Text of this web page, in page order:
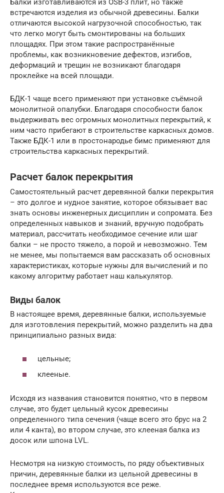
Балки изготавливаются из OSB-3 плит, но также
встречаются изделия из обычной древесины. Балки
отличаются высокой нагрузочной способностью, так
что легко могут быть смонтированы на больших
площадях. При этом такие распространённые
проблемы, как возникновение дефектов, изгибов,
деформаций и трещин не возникают благодаря
проклейке на всей площади.
БДК-1 чаще всего применяют при установке съёмной
монолитной опалубки. Благодаря способности балок
выдерживать вес огромных монолитных перекрытий, к
ним часто прибегают в строительстве каркасных домов.
Также БДК-1 или в простонародье бимс применяют для
строительства каркасных перекрытий.
Расчет балок перекрытия
Самостоятельный расчет деревянной балки перекрытия
– это долгое и нудное занятие, которое обязывает вас
знать основы инженерных дисциплин и сопромата. Без
определенных навыков и знаний, вручную подобрать
материал, рассчитать необходимое сечение или шаг
балки – не просто тяжело, а порой и невозможно. Тем
не менее, мы попытаемся вам рассказать об основных
характеристиках, которые нужны для вычислений и по
какому алгоритму работает наш калькулятор.
Виды балок
В настоящее время, деревянные балки, используемые
для изготовления перекрытий, можно разделить на два
принципиально разных вида:
цельные;
клееные.
Исходя из названия становится понятно, что в первом
случае, это будет цельный кусок древесины
определенного типа сечения (чаще всего это брус на 2
или 4 канта), во втором случае, это клееная балка из
досок или шпона LVL.
Несмотря на низкую стоимость, по ряду объективных
причин, деревянные балки из цельной древесины в
последнее время используются все реже.